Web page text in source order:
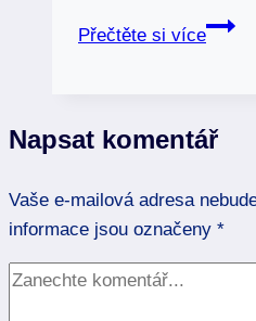
Přečtěte si více
Rubín:
vášeň
Napsat komentář
Vaše e-mailová adresa
informace jsou označeny *